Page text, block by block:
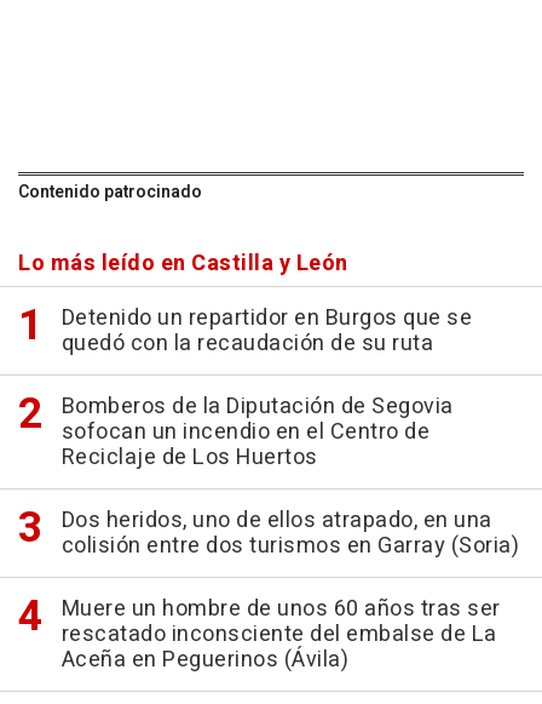
Contenido patrocinado
Lo más leído en Castilla y León
Detenido un repartidor en Burgos que se
quedó con la recaudación de su ruta
Bomberos de la Diputación de Segovia
sofocan un incendio en el Centro de
Reciclaje de Los Huertos
Dos heridos, uno de ellos atrapado, en una
colisión entre dos turismos en Garray (Soria)
Muere un hombre de unos 60 años tras ser
rescatado inconsciente del embalse de La
Aceña en Peguerinos (Ávila)